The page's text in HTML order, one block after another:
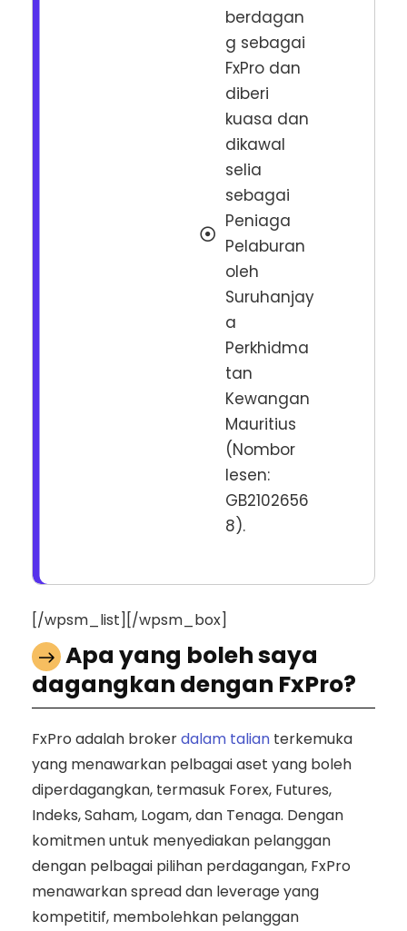
berdagan
g sebagai
FxPro dan
diberi
kuasa dan
dikawal
selia
sebagai
Peniaga
Pelaburan
oleh
Suruhanjay
a
Perkhidma
tan
Kewangan
Mauritius
(Nombor
lesen:
GB2102656
8).
[/wpsm_list][/wpsm_box]
Apa yang boleh saya
dagangkan dengan FxPro?
FxPro adalah brokerdalam talian terkemuka
yang menawarkan pelbagai aset yang boleh
diperdagangkan, termasuk Forex, Futures,
Indeks, Saham, Logam, dan Tenaga. Dengan
komitmen untuk menyediakan pelanggan
dengan pelbagai pilihan perdagangan, FxPro
menawarkan spread dan leverage yang
kompetitif, membolehkan pelanggan